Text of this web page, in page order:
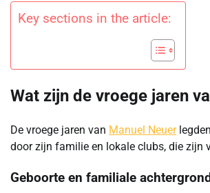
Key sections in the article:
Wat zijn de vroege jaren
De vroege jaren van Manuel Neuer
door zijn familie en lokale clubs, die zijn
Geboorte en familiale achtergrond